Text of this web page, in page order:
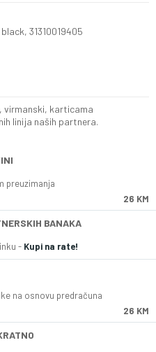
31310019405
virmanski, karticama
linija naših partnera.
preuzimanja
26 KM
BANAKA
- Kupi na rate!
na osnovu predračuna
26 KM